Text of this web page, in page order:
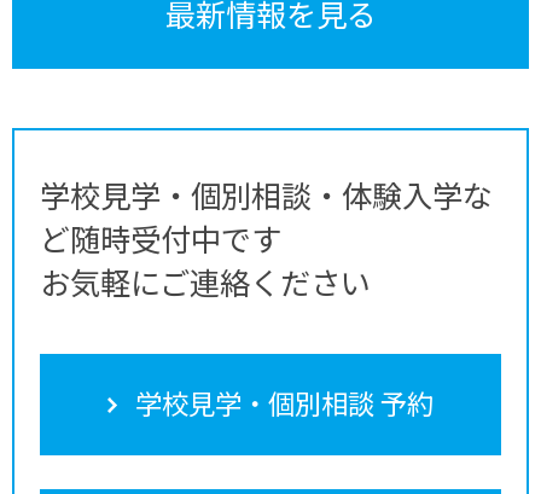
最新情報を見る
学校見学・個別相談・体験入学な
ど随時受付中です
お気軽にご連絡ください
学校見学・個別相談 予約